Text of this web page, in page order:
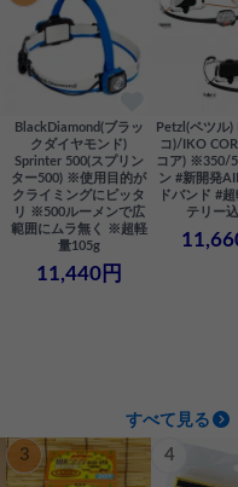
BlackDiamond(ブラッ
クダイヤモンド)
Sprinter 500(スプリン
ター500) ※使用目的が
クライミングにピッタ
リ ※500ルーメンで広
範囲にムラ無く ※超軽
量105g
11,440円
Petzl(ペツル)
コ)/IKO
コア) ※350/
ン #新開発
ドバンド #
テリー
すべて見る
3 4